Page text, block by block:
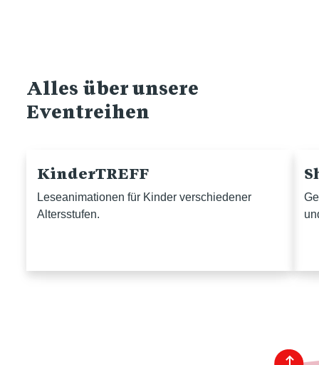
Alles über unsere
Eventreihen
KinderTREFF
Leseanimationen für Kinder verschiedener
Altersstufen.